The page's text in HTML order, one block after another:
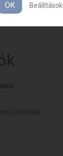
Feltételek
OK Beállítások